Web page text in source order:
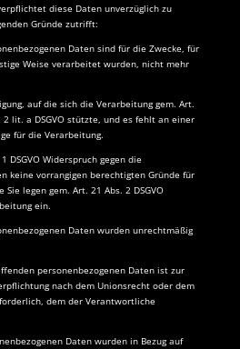
diese Daten unverzüglich zu
Gründe zutrifft:
Daten sind für die Zwecke, für
Weise verarbeitet wurden, nicht mehr
auf die sich die Verarbeitung gem. Art.
lit. a DSGVO stützte, und es fehlt an einer
für die Verarbeitung.
DSGVO Widerspruch gegen die
keine vorrangigen berechtigten Gründe für
legen gem. Art. 21 Abs. 2 DSGVO
ein.
Daten wurden unrechtmäßig
personenbezogenen Daten ist zur
nach dem Unionsrecht oder dem
dem der Verantwortliche
Daten wurden in Bezug auf